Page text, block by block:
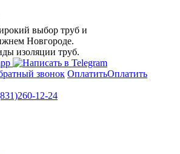
выбор труб и
Новгороде.
изоляции труб.
звонок ОплатитьОплатить
12-24